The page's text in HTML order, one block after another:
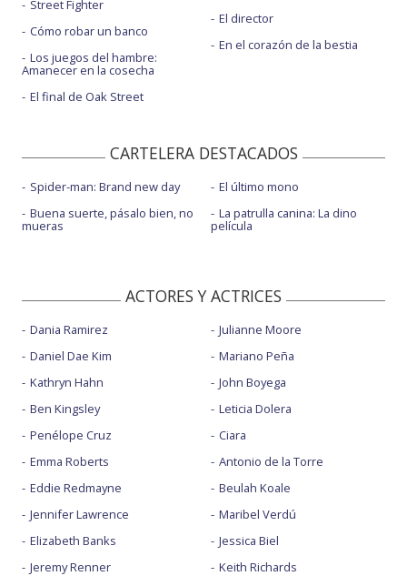
Street Fighter
Cómo robar un banco
Los juegos del hambre:
Amanecer en la cosecha
El final de Oak Street
El director
En el corazón de la bestia
CARTELERA DESTACADOS
Spider-man: Brand new day
Buena suerte, pásalo bien, no
mueras
El último mono
La patrulla canina: La dino
película
ACTORES Y ACTRICES
Dania Ramirez
Daniel Dae Kim
Kathryn Hahn
Ben Kingsley
Penélope Cruz
Emma Roberts
Eddie Redmayne
Jennifer Lawrence
Elizabeth Banks
Jeremy Renner
Julianne Moore
Mariano Peña
John Boyega
Leticia Dolera
Ciara
Antonio de la Torre
Beulah Koale
Maribel Verdú
Jessica Biel
Keith Richards